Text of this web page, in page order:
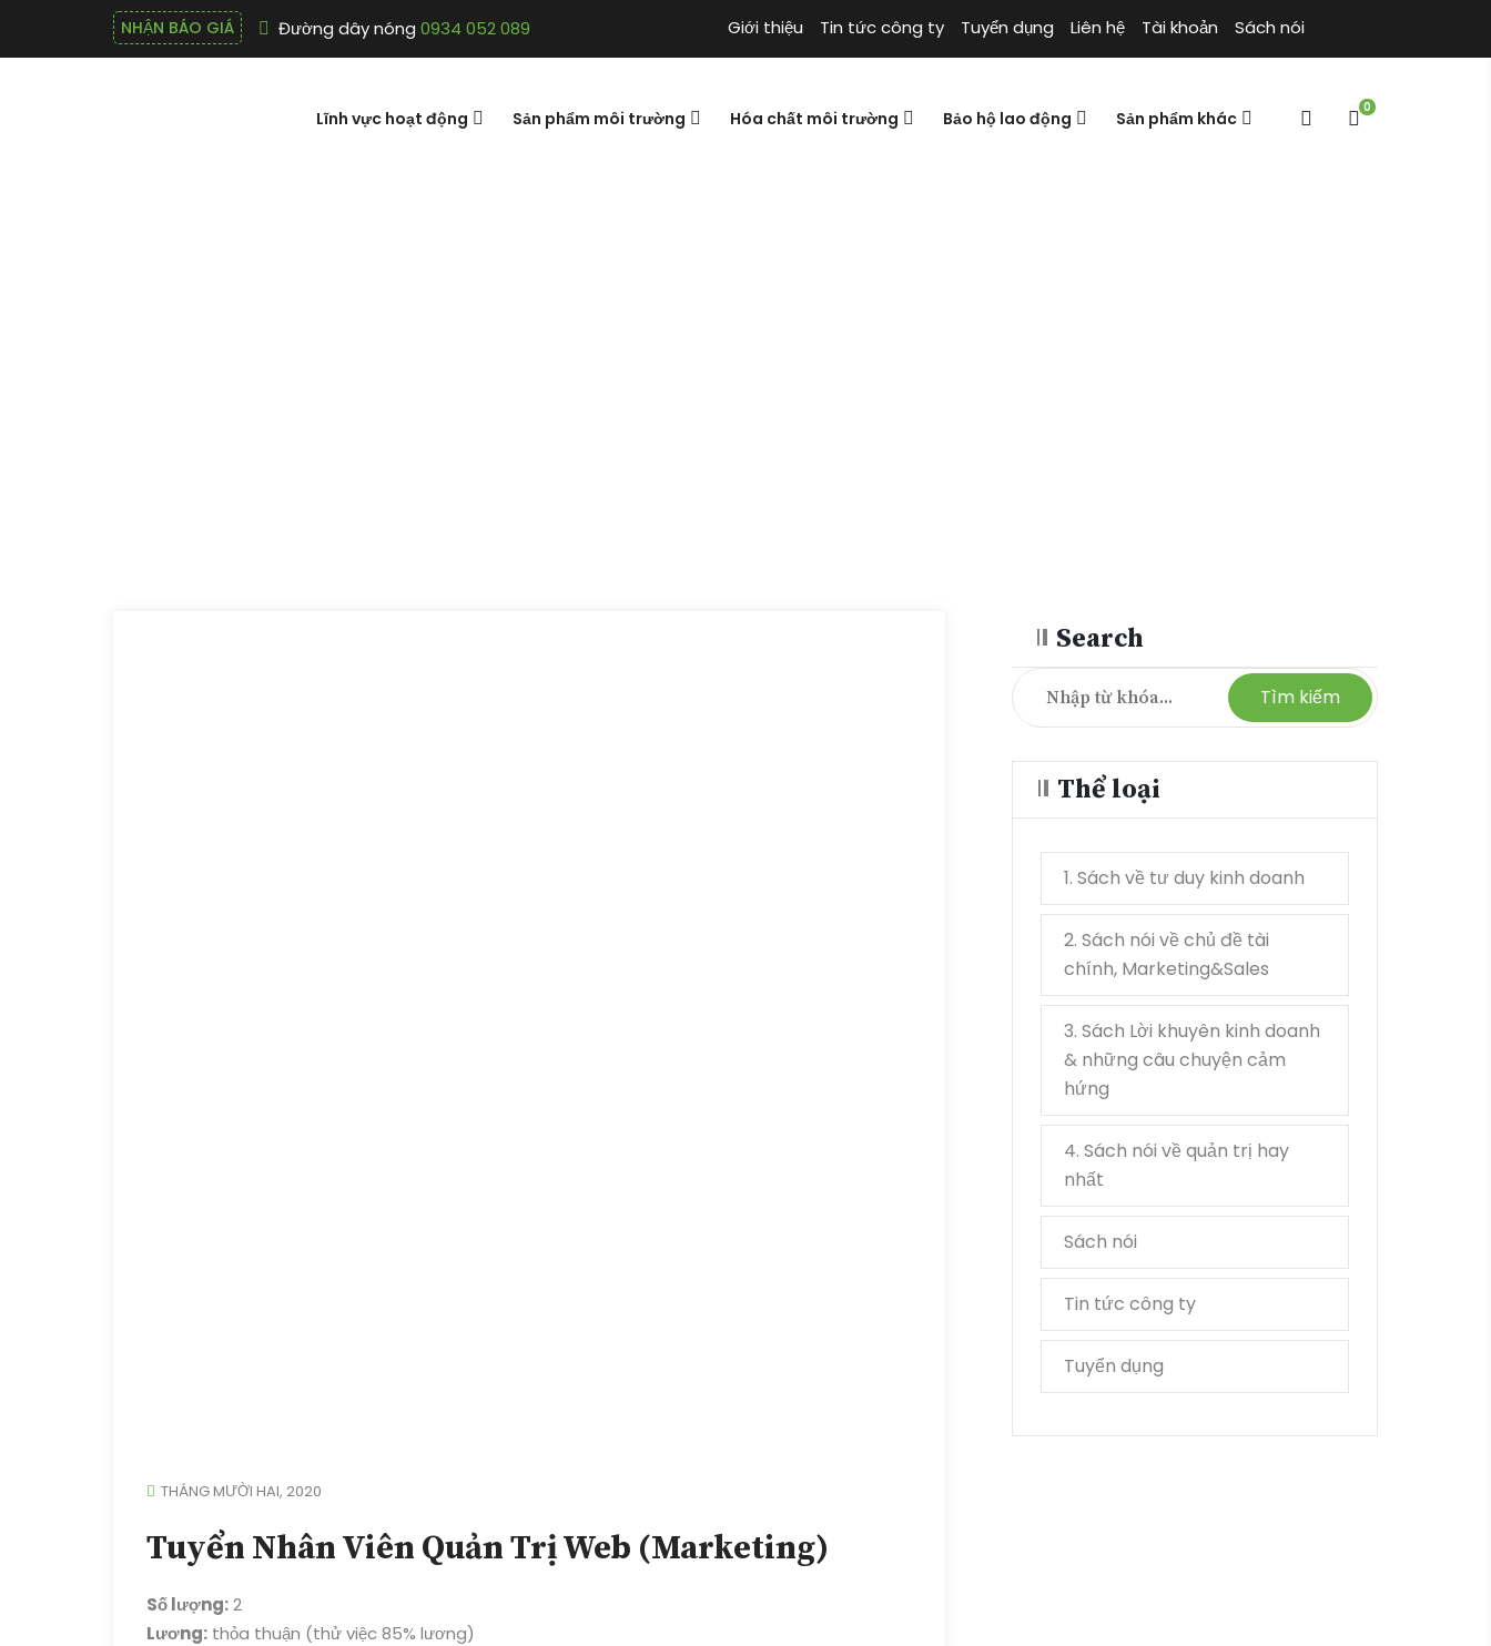
Lĩnh vực hoạt động Sản phẩm môi trường Hóa chất môi trường Bảo hộ lao động
Dây an toàn, thang dây thoát
Quần áo bảo hộ, tạp dề, phản
Sản phẩm khác
0
NHẬN BÁO GIÁ Đường dây nóng 0934 052 089 Giới thiệu Tin tức công ty Tuyển dụng Liên hệ Tài khoản Sách nói
THÁNG MƯỜI HAI, 2020
Tuyển Nhân Viên Quản Trị Web (Marketing)
Số lượng:2
Lương: thỏa thuận (thử việc 85% lương)
Search
Tìm kiếm
Thể loại
1. Sách về tư duy kinh doanh
2. Sách nói về chủ đề tài
chính, Marketing&Sales
3. Sách Lời khuyên kinh doanh
& những câu chuyện cảm
hứng
4. Sách nói về quản trị hay
nhất
Sách nói
Tin tức công ty
Tuyển dụng